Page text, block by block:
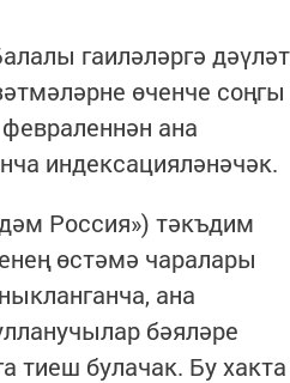
гаиләләргә дәүләт
өченче соңгы
ана
индексацияләнәчәк.
Россия») тәкъдим
өстәмә чаралары
ана
бәяләре
тиеш булачак. Бу хакта